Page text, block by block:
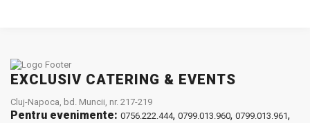
EXCLUSIV CATERING & EVENTS
Cluj-Napoca, bd. Muncii, nr. 217-219
Pentru evenimente: 0756.222.444, 0799.013.960, 0799.013.961,